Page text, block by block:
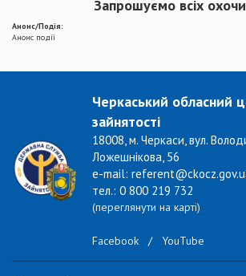
Запрошуємо всіх
Анонс/Подія:
Анонс події
Черкаський обласний
зайнятості
18008, м. Черкаси, вул.
Ложешнікова, 56
e-mail:
тел.: 0 800 219 732
(переглянути на карті)
Facebook / YouTube